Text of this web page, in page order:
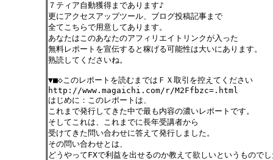
７ティア自動獲得まであります♪
更にアクセスアップツール、ブログ投稿記事まで
全てこちらで用意してあります。
あなたはこのあなたのアフィリエイトリンクが入った
無料レポートを宣伝すると稼げる可能性は大いにあります。
熟読してくださいね。
▼■◇このレポートを読むまではＦＸ取引を控えてください
http://www.magaichi.com/r/M2Ffbzc=.html
はじめに：このレポートは、
これまで発行してきた中で最も内容の濃いレポートです。
そしてこれは、これまでに長年受講者から
受けてきた問い合わせに答えて発行しました。
その問い合わせとは、
どうやってFXで利益を出せるのか教えて欲しいというもので